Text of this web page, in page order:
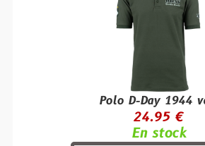
Polo D-Day 1944
24.95 €
En stock